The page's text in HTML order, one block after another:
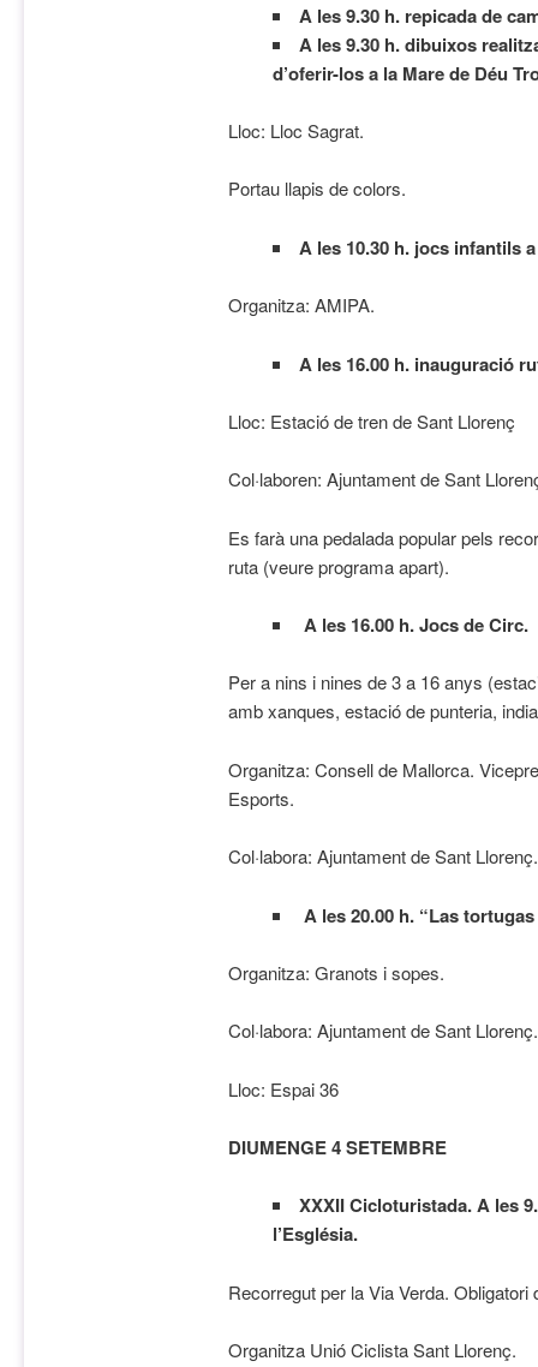
A les 9.30 h. repicada de
A les 9.30 h. dibuixos
d’oferir-los a la Mare de Déu
Lloc: Lloc Sagrat.
Portau llapis de colors.
A les 10.30 h. jocs infantils
Organitza: AMIPA.
A les 16.00 h. inauguració
Lloc: Estació de tren de Sant Llorenç
Col·laboren: Ajuntament de Sant
Es farà una pedalada popular pels
ruta (veure programa apart).
A les 16.00 h. Jocs de Circ.
Per a nins i nines de 3 a 16 anys
amb xanques, estació de punteria,
Organitza: Consell de Mallorca.
Esports.
Col·labora: Ajuntament de Sant Llorenç.
A les 20.00 h. “Las
Organitza: Granots i sopes.
Col·labora: Ajuntament de Sant Llorenç.
Lloc: Espai 36
DIUMENGE 4 SETEMBRE
XXXII Cicloturistada. A les
l’Església.
Recorregut per la Via Verda. Obligatori
Organitza Unió Ciclista Sant Llorenç.